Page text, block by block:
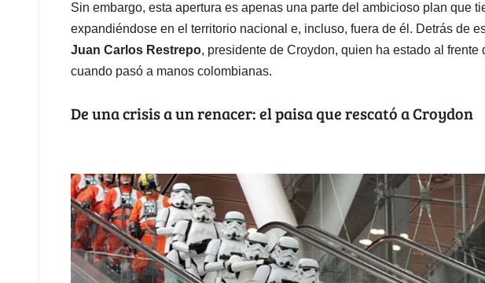
Sin embargo, esta apertura es apenas una parte del ambicioso plan que
expandiéndose en el territorio nacional e, incluso, fuera de él. Detrás de
Juan Carlos Restrepo, presidente de Croydon, quien ha estado al frente
cuando pasó a manos colombianas.
De una crisis a un renacer: el paisa que rescató a Croydon